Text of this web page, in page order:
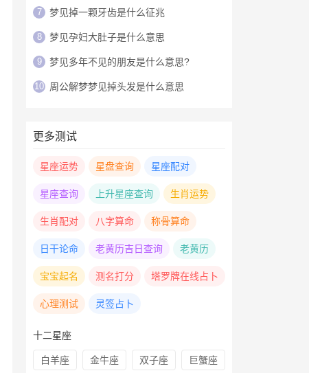
7 梦见掉一颗牙齿是什么征兆
8 梦见孕妇大肚子是什么意思
9 梦见多年不见的朋友是什么意思?
10 周公解梦梦见掉头发是什么意思
更多测试
星座运势 星盘查询 星座配对
星座查询 上升星座查询 生肖运势
生肖配对 八字算命 称骨算命
日干论命 老黄历吉日查询 老黄历
宝宝起名 测名打分 塔罗牌在线占卜
心理测试 灵签占卜
十二星座
白羊座 金牛座 双子座 巨蟹座